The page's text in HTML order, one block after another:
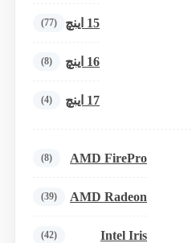
15 اینچ (77)
16 اینچ (8)
17 اینچ (4)
AMD FirePro
(8)
AMD Radeon
(39)
Intel Iris
(42)